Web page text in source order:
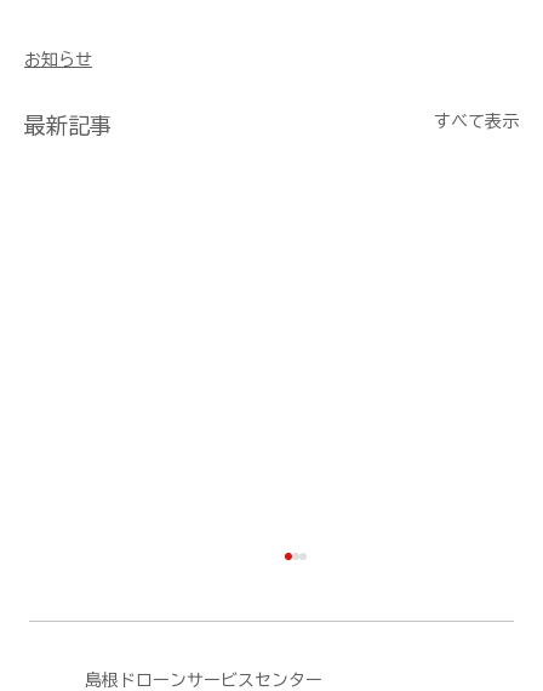
お知らせ
最新記事 すべて表示
島根ドローンサービスセンター